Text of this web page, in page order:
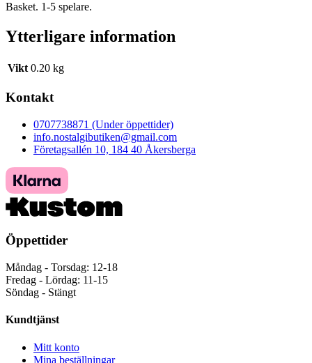
Basket. 1-5 spelare.
Ytterligare information
Vikt 0.20 kg
Kontakt
0707738871 (Under öppettider)
info.nostalgibutiken@gmail.com
Företagsallén 10, 184 40 Åkersberga
Öppettider
Måndag - Torsdag: 12-18
Fredag - Lördag: 11-15
Söndag - Stängt
Kundtjänst
Mitt konto
Mina beställningar